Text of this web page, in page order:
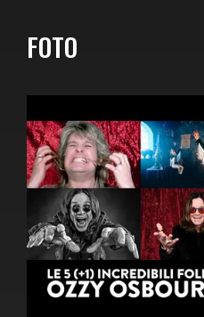
FOTO